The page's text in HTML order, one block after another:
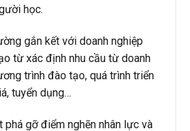
học.
gắn kết với doanh nghiệp
từ xác định nhu cầu từ doanh
trình đào tạo, quá trình triển
tuyển dụng…